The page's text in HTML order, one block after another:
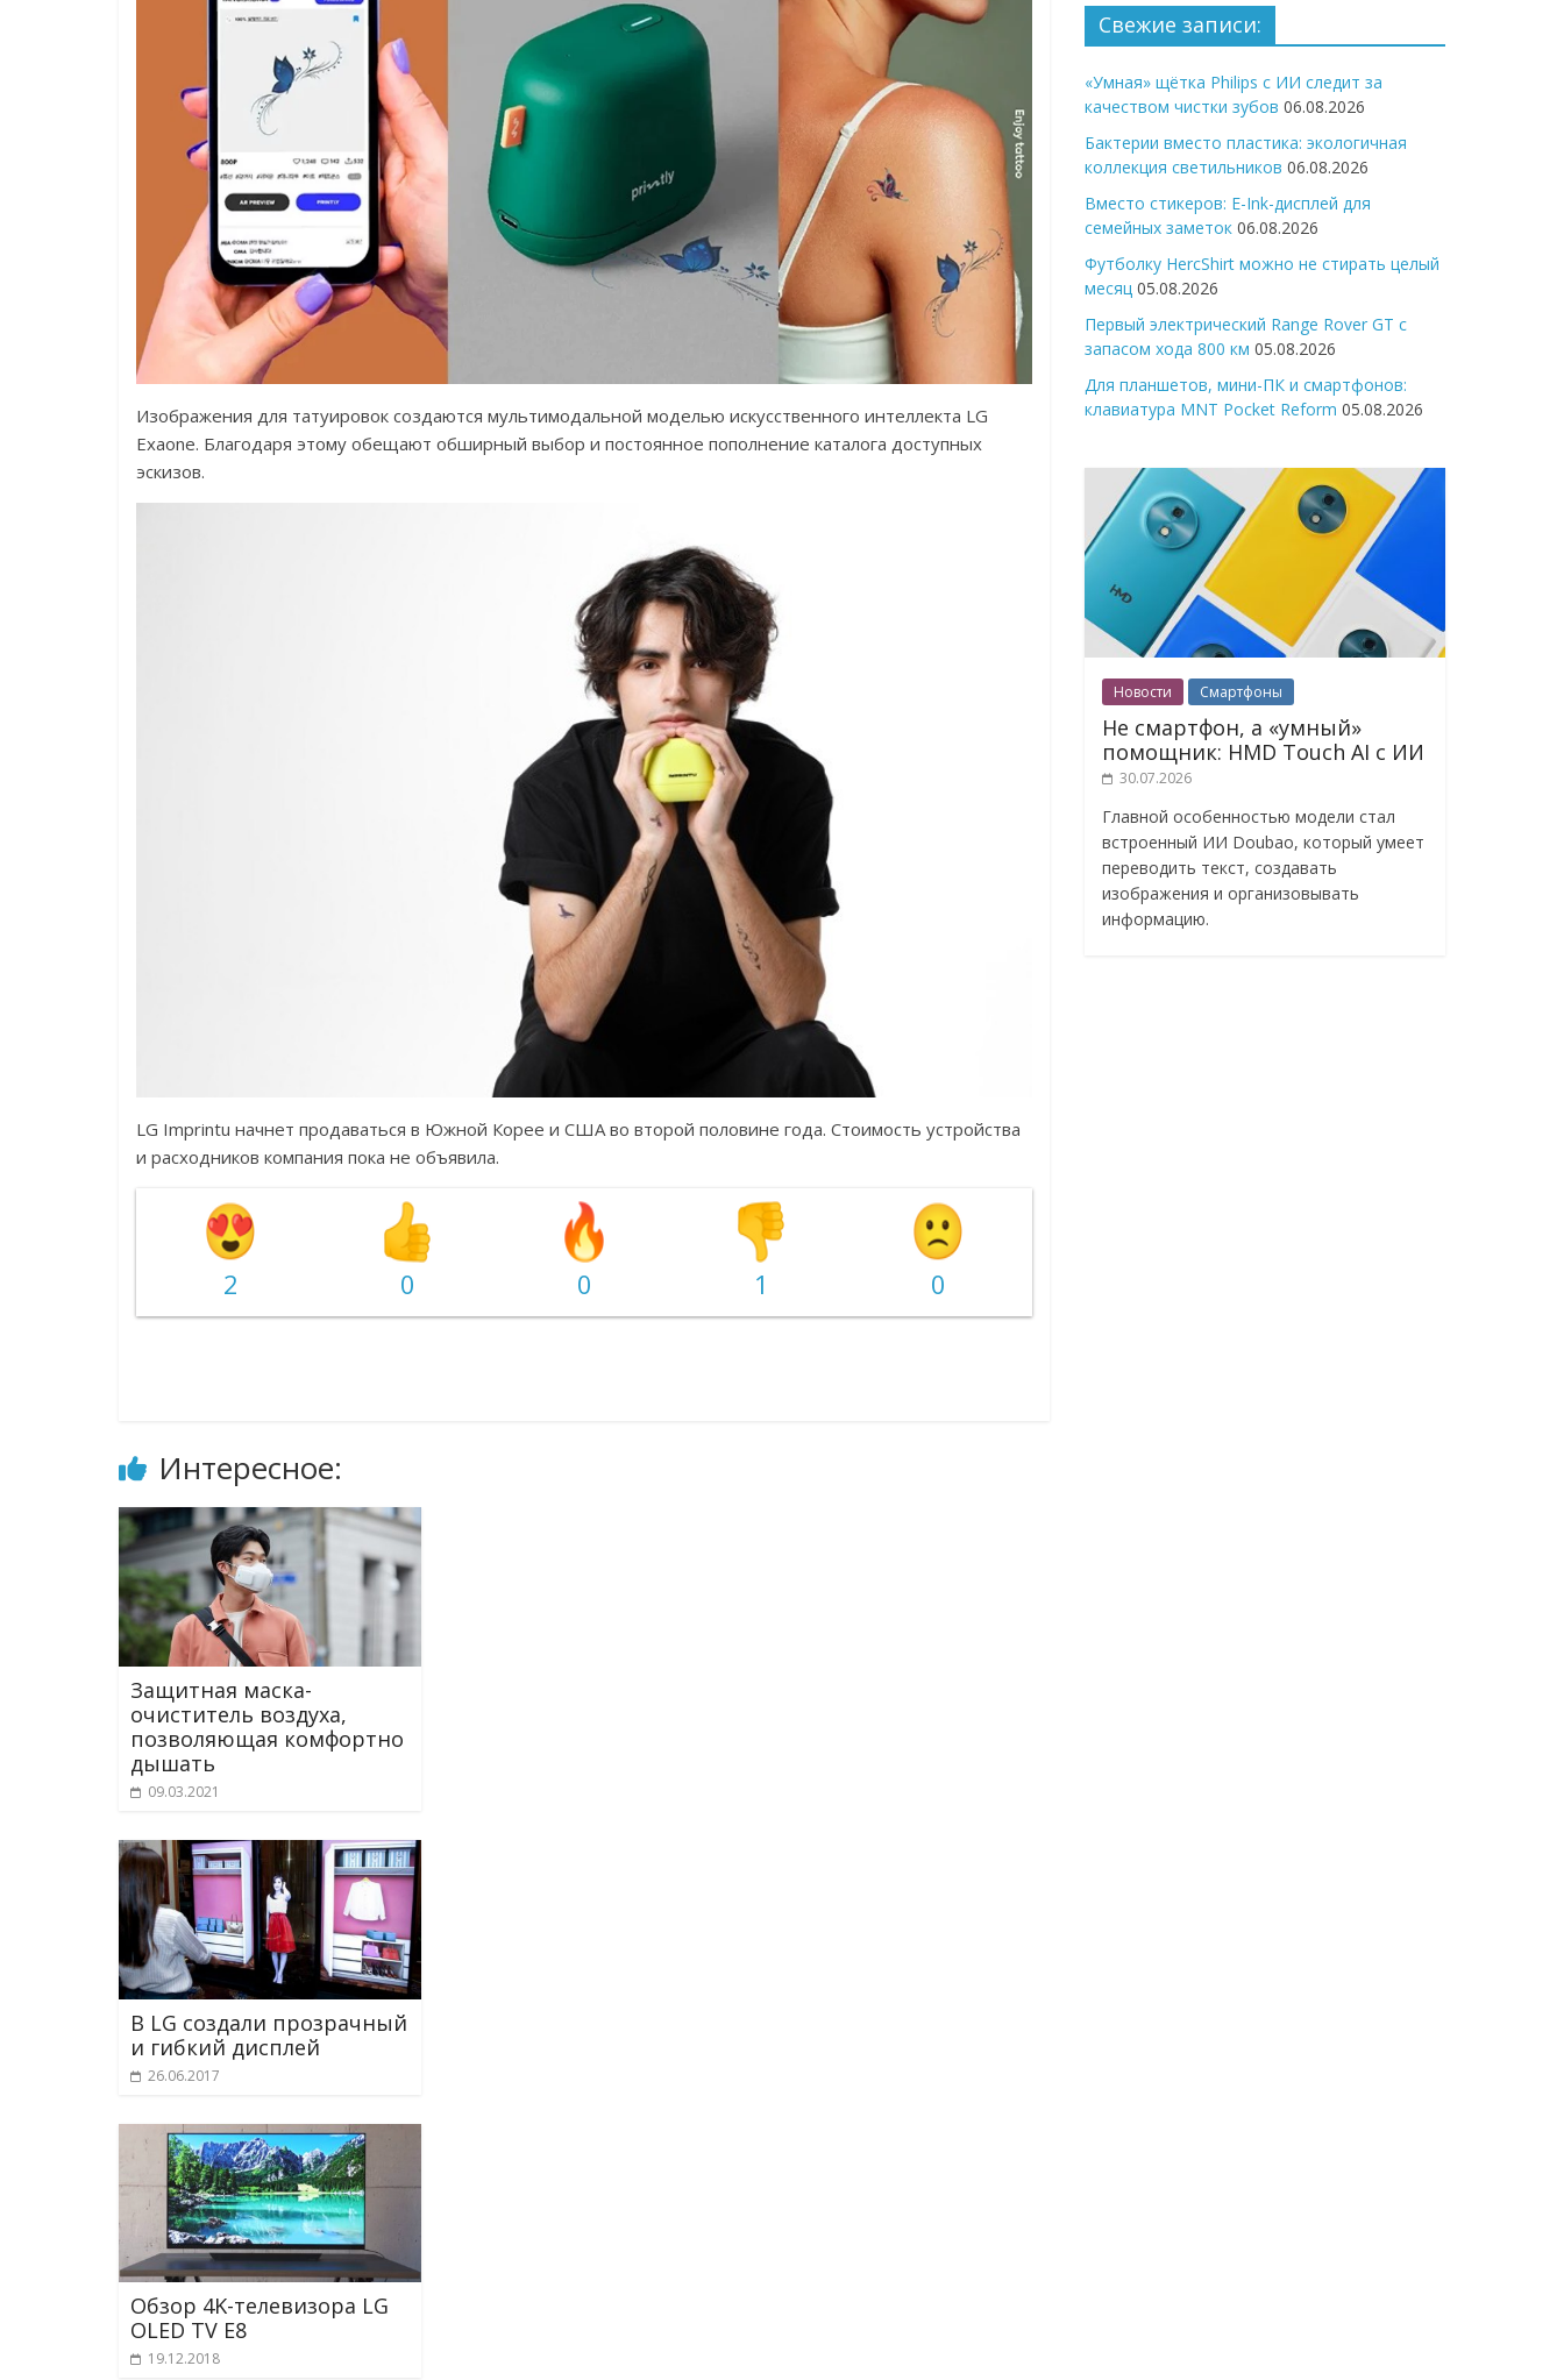
Изображения для татуировок создаются мультимодальной моделью искусственного интеллекта LG
Exaone. Благодаря этому обещают обширный выбор и постоянное пополнение каталога доступных
эскизов.
LG Imprintu начнет продаваться в Южной Корее и США во второй половине года. Стоимость устройства
и расходников компания пока не объявила.
2 0 0 1 0
Интересное:
Защитная маска-
очиститель воздуха,
позволяющая комфортно
дышать
09.03.2021
В LG создали прозрачный
и гибкий дисплей
26.06.2017
Обзор 4K-телевизора LG
OLED TV E8
19.12.2018
Свежие записи:
«Умная» щётка Philips с ИИ следит за
качеством чистки зубов 06.08.2026
Бактерии вместо пластика: экологичная
коллекция светильников 06.08.2026
Вместо стикеров: E-Ink-дисплей для
семейных заметок 06.08.2026
Футболку HercShirt можно не стирать целый
месяц 05.08.2026
Первый электрический Range Rover GT с
запасом хода 800 км 05.08.2026
Для планшетов, мини-ПК и смартфонов:
клавиатура MNT Pocket Reform 05.08.2026
Новости Смартфоны
Не смартфон, а «умный»
помощник: HMD Touch AI с ИИ
30.07.2026
Главной особенностью модели стал
встроенный ИИ Doubao, который умеет
переводить текст, создавать
изображения и организовывать
информацию.